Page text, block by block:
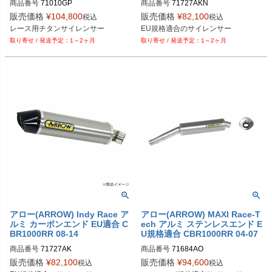
商品番号 71010GP
EU型番：arr_71010GP
販売価格 ¥104,800税込
1～2ヶ月
商品番号 71727AKN
EU型番：arr_71727AKN
販売価格 ¥82,100税込
1～2ヶ月
アロー(ARROW) Indy Race ア
ルミ カーボンエンド EU適合 C
BR1000RR 08-14
商品番号 71727AK
販売価格 ¥82,100税込
アロー(ARROW) MAXI Race-T
ech アルミ ステンレスエンド E
U規格適合 CBR1000RR 04-07
商品番号 71684AO
販売価格 ¥94,600税込